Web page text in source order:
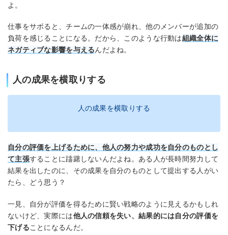
よ。
仕事をサボると、チームの一体感が崩れ、他のメンバーが追加の
負荷を感じることになる。だから、このような行動は組織全体に
ネガティブな影響を与えるんだよね。
人の成果を横取りする
人の成果を横取りする
自分の評価を上げるために、他人の努力や成功を自分のものとし
て主張することに躊躇しないんだよね。ある人が長時間努力して
結果を出したのに、その成果を自分のものとして提出する人がい
たら、どう思う？
一見、自分が評価を得るために賢い戦略のように見えるかもしれ
ないけど、実際には他人の信頼を失い、結果的には自分の評価を
下げることになるんだ。